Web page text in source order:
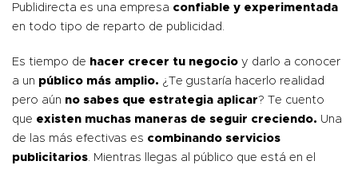
Publidirecta es una empresa confiable y experimentada
en todo tipo de reparto de publicidad.
Es tiempo de hacer crecer tu negocio y darlo a conocer
a un público más amplio. ¿Te gustaría hacerlo realidad
pero aún no sabes que estrategia aplicar? Te cuento
que existen muchas maneras de seguir creciendo. Una
de las más efectivas es combinando servicios
publicitarios. Mientras llegas al público que está en el